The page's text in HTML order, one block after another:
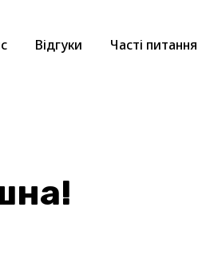
Відгуки Часті питання